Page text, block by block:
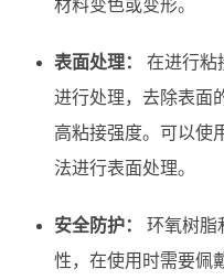
材料变色或变形。
表面处理：
在进行粘
进行处理，去除表面
高粘接强度。可以使
法进行表面处理。
安全防护：
环氧树脂
性，在使用时需要佩